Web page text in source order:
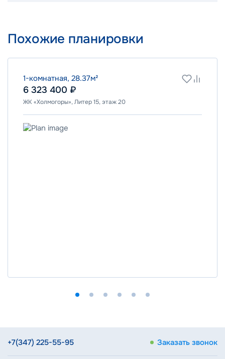
Похожие планировки
1-комнатная, 28.37м²
6 323 400 ₽
ЖК «Холмогоры», Литер 15, этаж 20
+7(347) 225-55-95 Заказать звонок